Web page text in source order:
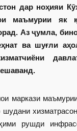
дар ноҳияи
маъмурии як
Аз ҷумла,
ва шуғли
маркази
рушди